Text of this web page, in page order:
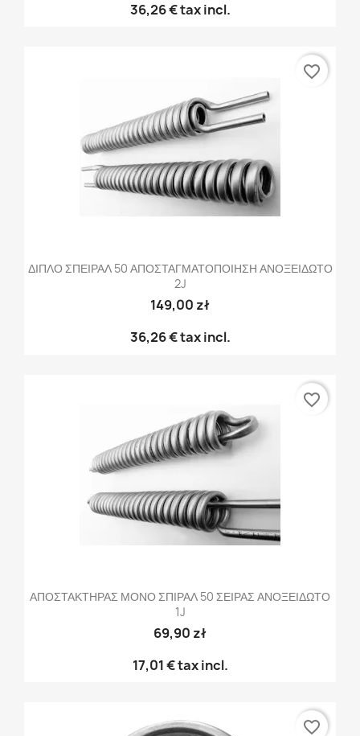
36,26 €tax incl.
ΔΙΠΛΟ ΣΠΕΙΡΑΛ 50 ΑΠΟΣΤΑΓΜΑΤΟΠΟΙΗΣΗ ΑΝΟΞΕΙΔΩΤΟ
2J
149,00 zł
36,26 €tax incl.
favorite_border
ΑΠΟΣΤΑΚΤΗΡΑΣ ΜΟΝΟ ΣΠΙΡΑΛ 50 ΣΕΙΡΑΣ ΑΝΟΞΕΙΔΩΤΟ
1J
69,90 zł
17,01 €tax incl.
favorite_border
favorite_border